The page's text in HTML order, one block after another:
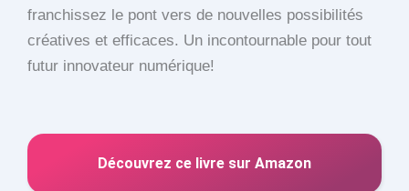
franchissez le pont vers de nouvelles possibilités
créatives et efficaces. Un incontournable pour tout
futur innovateur numérique!
Découvrez ce livre sur Amazon